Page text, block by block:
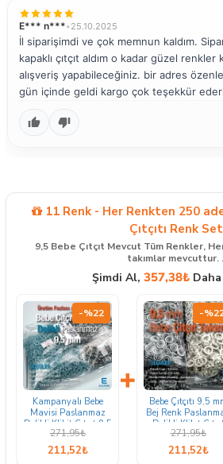
E*** n***•25.10.2025
İl siparişimdi ve çok memnun kaldım.
kapaklı çıtçıt aldım o kadar güzel renkler
alışveriş yapabileceğiniz. bir adres
gün içinde geldi kargo çok teşekkür
11 Renk - Her Renkten 250
Çıtçıtı Renk
9,5 Bebe Çıtçıt Mevcut Tüm Renkler,
takımlar mevcuttur.
Şimdi Al, 357,38₺Daha
-%22
Kampanyalı Bebe
Mavisi Paslanmaz
Delikli Klikit Çıtçıt 9,5
mm – 250 Adet/PK
C0095DPBBlue
271,95₺
211,52₺
+
-
Bebe Çıtçıtı 9,5
Bej Renk
Delikli Klikıt Çıtçıt
250 Adet/Pk
C0095DPPKBEJ
271,95₺
211,52₺